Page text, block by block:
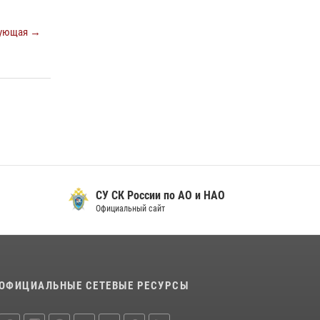
→
СУ СК России по АО и НАО
Официальный сайт
СЕТЕВЫЕ РЕСУРСЫ